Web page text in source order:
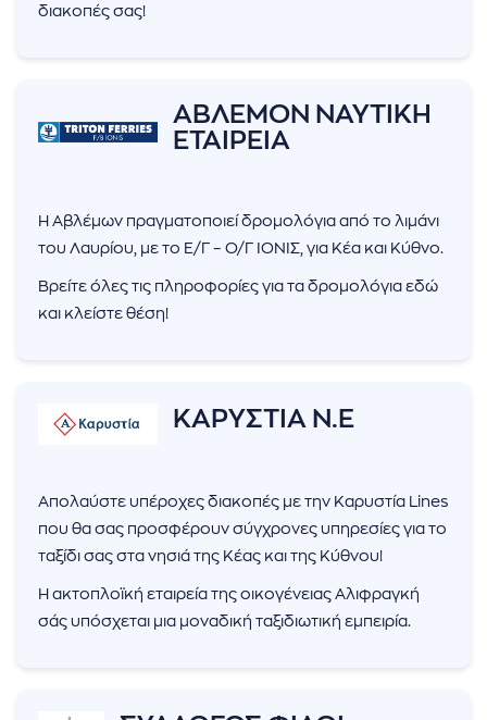
διακοπές σας!
ΑΒΛΕΜΟΝ ΝΑΥΤΙΚΗ
ΕΤΑΙΡΕΙΑ
Η Αβλέμων πραγματοποιεί δρομολόγια από το λιμάνι
του Λαυρίου, με το Ε/Γ – Ο/Γ ΙΟΝΙΣ, για Κέα και Κύθνο.
Βρείτε όλες τις πληροφορίες για τα δρομολόγια εδώ
και κλείστε θέση!
ΚΑΡΥΣΤΙΑ Ν.Ε
Απολαύστε υπέροχες διακοπές με την Καρυστία Lines
που θα σας προσφέρουν σύγχρονες υπηρεσίες για το
ταξίδι σας στα νησιά της Κέας και της Κύθνου!
Η ακτοπλοϊκή εταιρεία της οικογένειας Αλιφραγκή
σάς υπόσχεται μια μοναδική ταξιδιωτική εμπειρία.